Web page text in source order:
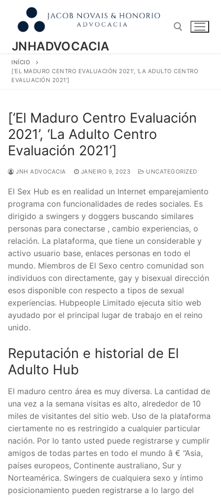
conteúdo
JNHADVOCACIA
Pesquisar por:
INÍCIO
[‘EL MADURO CENTRO EVALUACIÓN 2021’, ‘LA ADULTO CENTRO
EVALUACIÓN 2021’]
[‘El Maduro Centro Evaluación
2021’, ‘La Adulto Centro
Evaluación 2021’]
JNH ADVOCACIA JANEIRO 9, 2023 UNCATEGORIZED
El Sex Hub es en realidad un Internet emparejamiento
programa con funcionalidades de redes sociales. Es
dirigido a swingers y doggers buscando similares
personas para conectarse , cambio experiencias, o
relación. La plataforma, que tiene un considerable y
activo usuario base, enlaces personas en todo el
mundo. Miembros de El Sexo centro comunidad son
individuos con directamente, gay y bisexual dirección
esos disponible con respecto a tipos de sexual
experiencias. Hubpeople Limitado ejecuta sitio web
ayudado por el principal lugar de trabajo en el reino
unido.
Reputación e historial de El
Adulto Hub
El maduro centro área es muy diversa. La cantidad de
una vez a la semana visitas es alto, alrededor de 10
miles de visitantes del sitio web. Uso de la plataforma
ciertamente no es restringido a cualquier particular
nación. Por lo tanto usted puede registrarse y cumplir
amigos de todas partes en todo el mundo â € “Asia,
países europeos, Continente australiano, Sur y
Norteamérica. Swingers de cualquiera sexo y íntimo
posicionamiento pueden registrarse a lo largo del